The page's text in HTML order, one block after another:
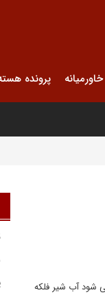
خاورمیانه پرونده
شود آب شیر فلکه